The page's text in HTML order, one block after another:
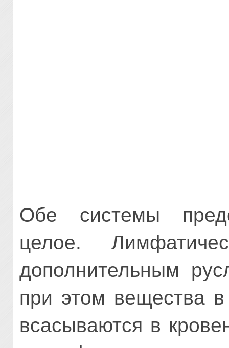
Обе системы
целое.
дополнительным
при этом вещества
всасываются в